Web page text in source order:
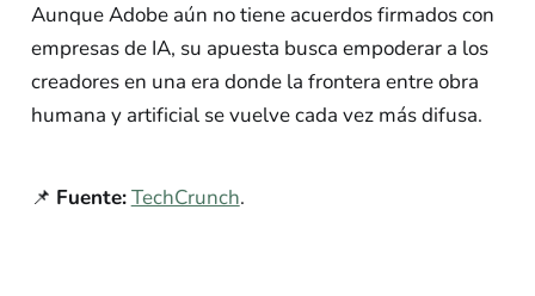
Aunque Adobe aún no tiene acuerdos firmados con
empresas de IA, su apuesta busca empoderar a los
creadores en una era donde la frontera entre obra
humana y artificial se vuelve cada vez más difusa.
📌 Fuente:TechCrunch.